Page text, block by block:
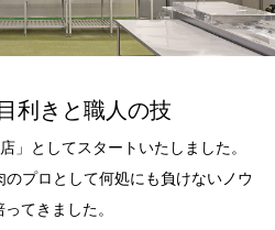
利きと職人の技
」としてスタートいたしました。
プロとして何処にも負けないノウ
てきました。